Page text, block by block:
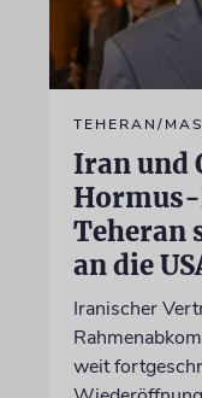
TEHERAN/
Iran und
Teheran
an die
Iranischer
weit